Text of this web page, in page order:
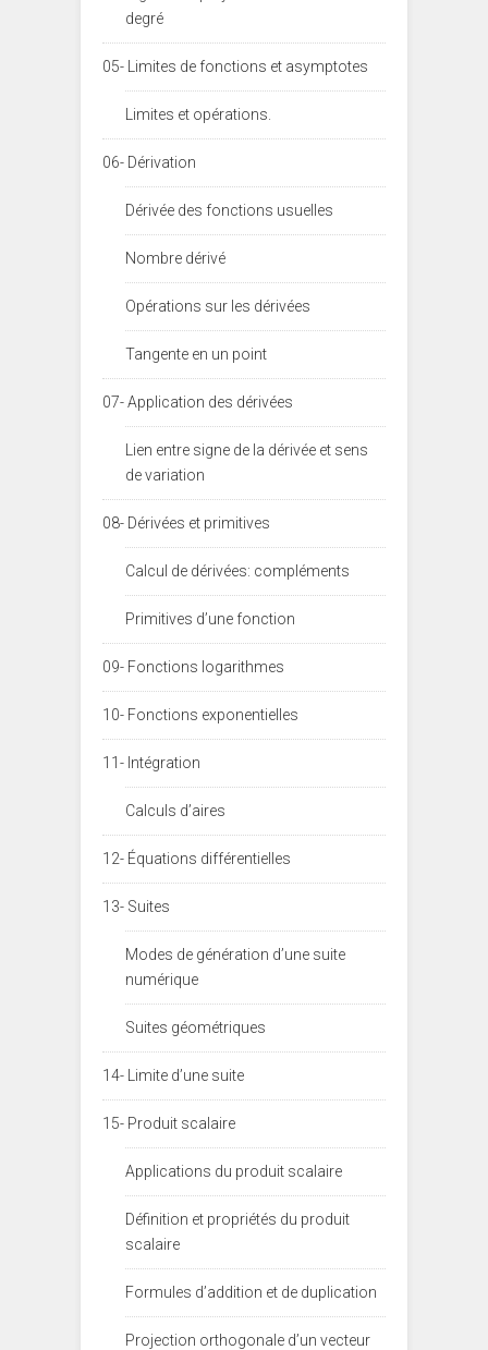
degré
05- Limites de fonctions et asymptotes
Limites et opérations.
06- Dérivation
Dérivée des fonctions usuelles
Nombre dérivé
Opérations sur les dérivées
Tangente en un point
07- Application des dérivées
Lien entre signe de la dérivée et sens
de variation
08- Dérivées et primitives
Calcul de dérivées: compléments
Primitives d’une fonction
09- Fonctions logarithmes
10- Fonctions exponentielles
11- Intégration
Calculs d’aires
12- Équations différentielles
13- Suites
Modes de génération d’une suite
numérique
Suites géométriques
14- Limite d’une suite
15- Produit scalaire
Applications du produit scalaire
Définition et propriétés du produit
scalaire
Formules d’addition et de duplication
Projection orthogonale d’un vecteur